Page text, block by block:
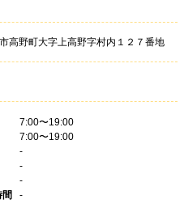
高野町大字上高野字村内１２７番地
7:00〜19:00
7:00〜19:00
-
-
-
間
-